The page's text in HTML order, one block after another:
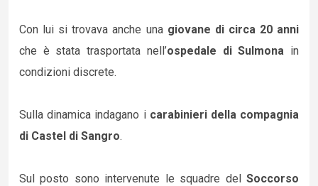
Con lui si trovava anche una giovane di circa 20 anni
che è stata trasportata nell’ospedale di Sulmona in
condizioni discrete.
Sulla dinamica indagano i carabinieri della compagnia
di Castel di Sangro.
Sul posto sono intervenute le squadre delSoccorso